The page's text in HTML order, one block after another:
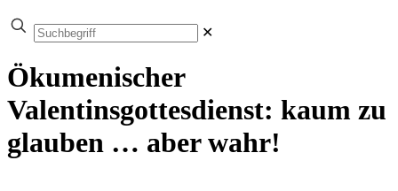
✕
Ökumenischer
Valentinsgottesdienst: kaum zu
glauben … aber wahr!